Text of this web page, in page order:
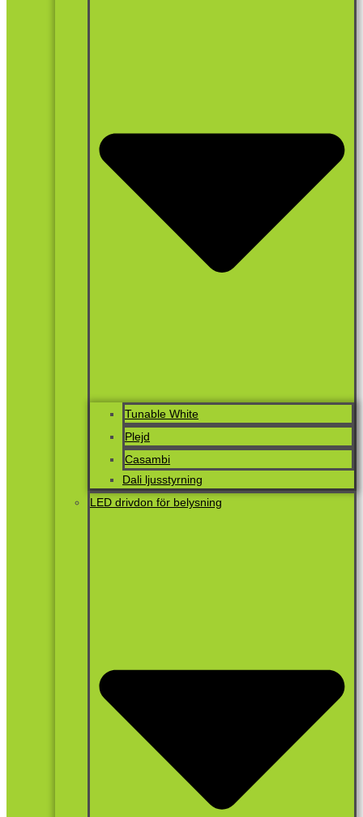
Tunable White
Plejd
Casambi
Dali ljusstyrning
LED drivdon för belysning